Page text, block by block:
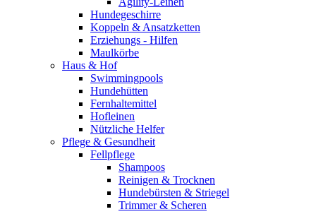
Hundegeschirre
Koppeln & Ansatzketten
Erziehungs - Hilfen
Maulkörbe
Haus & Hof
Swimmingpools
Hundehütten
Fernhaltemittel
Hofleinen
Nützliche Helfer
Pflege & Gesundheit
Fellpflege
Shampoos
Reinigen & Trocknen
Hundebürsten & Striegel
Trimmer & Scheren